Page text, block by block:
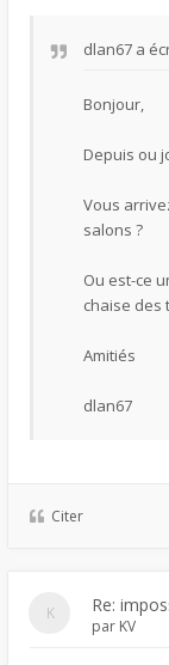
dlan67 a
Bonjour,
Depuis ou
Vous
salons ?
Ou est-ce
chaise des
Amitiés
dlan67
Citer
Re:
par KV